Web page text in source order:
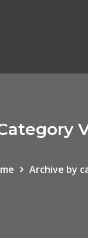
Archive by